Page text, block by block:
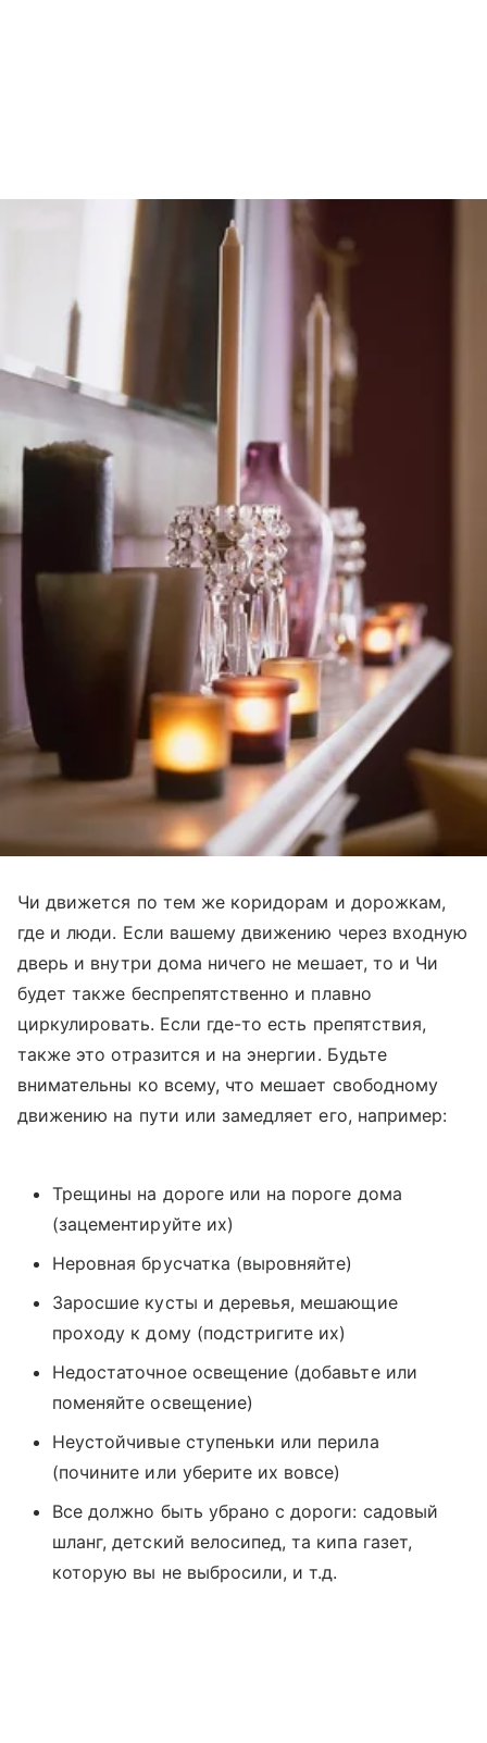
Чи движется по тем же коридорам и дорожкам,
где и люди. Если вашему движению через входную
дверь и внутри дома ничего не мешает, то и Чи
будет также беспрепятственно и плавно
циркулировать. Если где-то есть препятствия,
также это отразится и на энергии. Будьте
внимательны ко всему, что мешает свободному
движению на пути или замедляет его, например:
Трещины на дороге или на пороге дома
(зацементируйте их)
Неровная брусчатка (выровняйте)
Заросшие кусты и деревья, мешающие
проходу к дому (подстригите их)
Недостаточное освещение (добавьте или
поменяйте освещение)
Неустойчивые ступеньки или перила
(почините или уберите их вовсе)
Все должно быть убрано c дороги: садовый
шланг, детский велосипед, та кипа газет,
которую вы не выбросили, и т.д.